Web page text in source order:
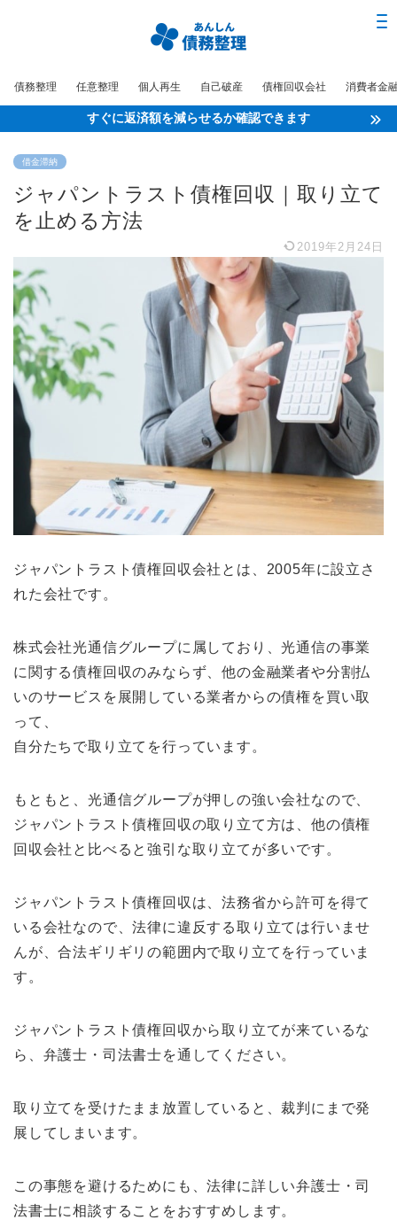
債務整理 任意整理 個人再生 自己破産 債権回収会社 消費者金
すぐに返済額を減らせるか確認できます
借金滞納
ジャパントラスト債権回収｜取り立て
を止める方法
2019年2月24日
ジャパントラスト債権回収会社とは、2005年に設立さ
れた会社です。
株式会社光通信グループに属しており、光通信の事業
に関する債権回収のみならず、他の金融業者や分割払
いのサービスを展開している業者からの債権を買い取
って、
自分たちで取り立てを行っています。
もともと、光通信グループが押しの強い会社なので、
ジャパントラスト債権回収の取り立て方は、他の債権
回収会社と比べると強引な取り立てが多いです。
ジャパントラスト債権回収は、法務省から許可を得て
いる会社なので、法律に違反する取り立ては行いませ
んが、合法ギリギリの範囲内で取り立てを行っていま
す。
ジャパントラスト債権回収から取り立てが来ているな
ら、弁護士・司法書士を通してください。
取り立てを受けたまま放置していると、裁判にまで発
展してしまいます。
この事態を避けるためにも、法律に詳しい弁護士・司
法書士に相談することをおすすめします。